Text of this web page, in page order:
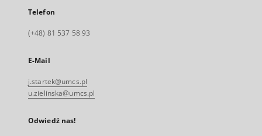
Telefon
(+48) 81 537 58 93
E-Mail
j.startek@umcs.pl
u.zielinska@umcs.pl
Odwiedź nas!